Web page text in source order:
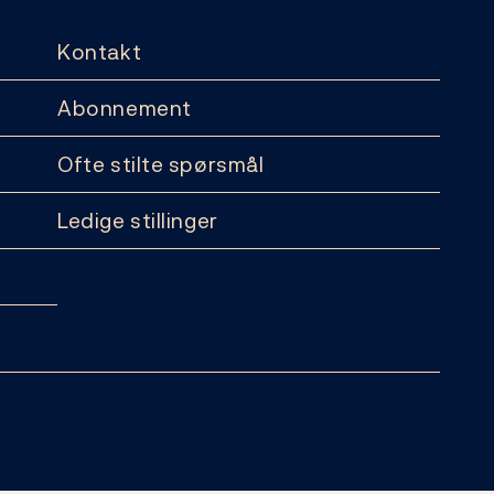
Kontakt
Abonnement
Ofte stilte spørsmål
Ledige stillinger